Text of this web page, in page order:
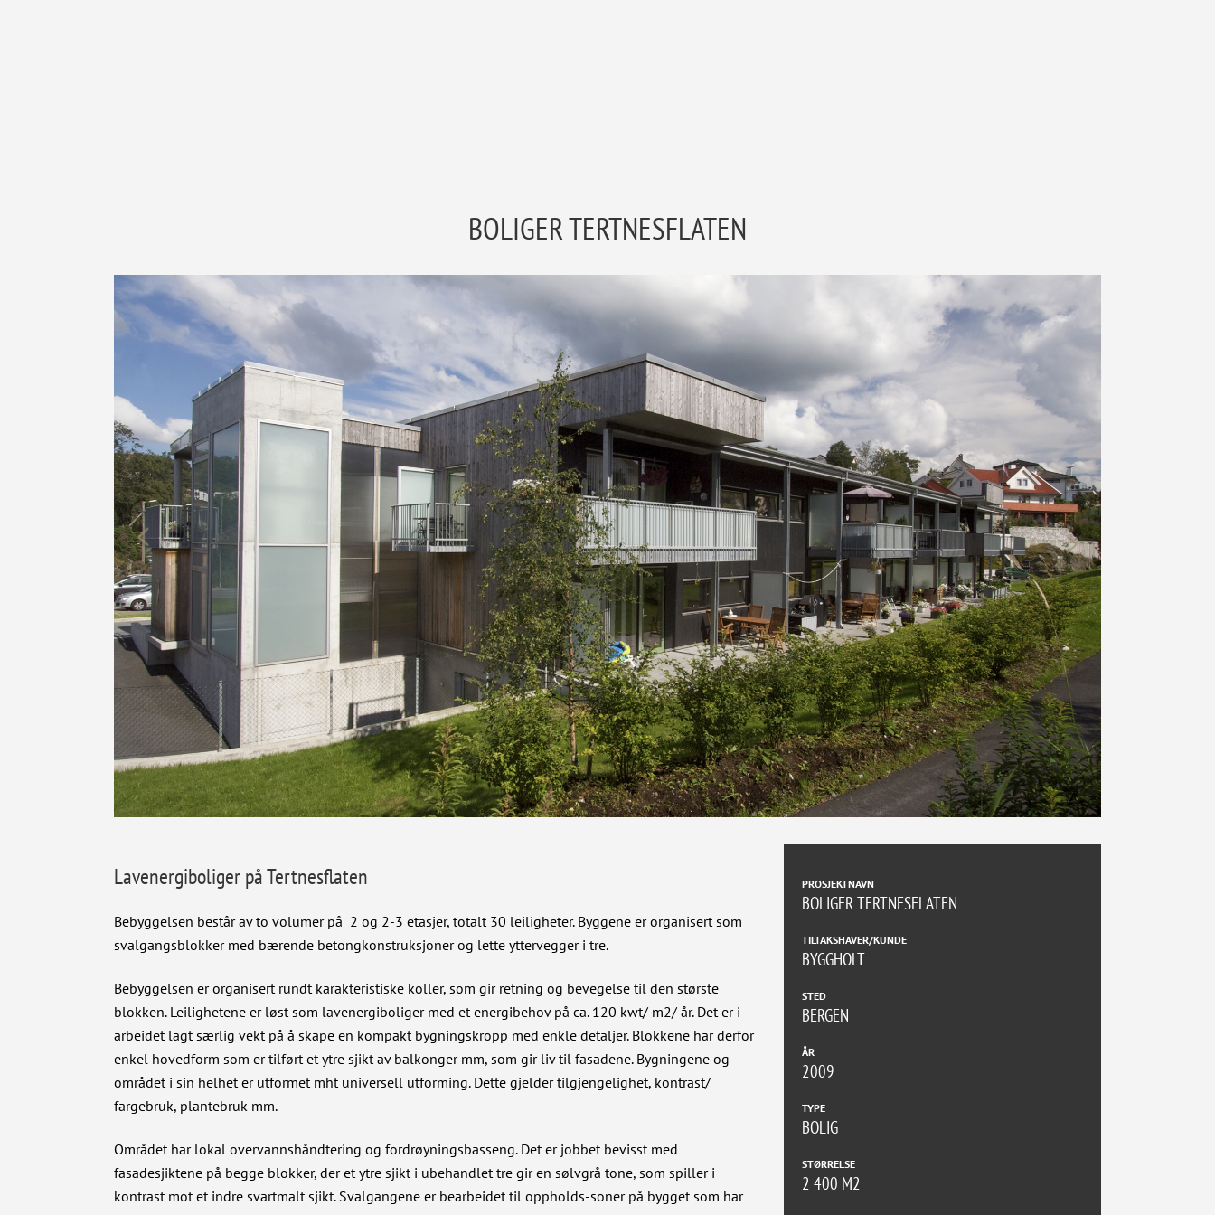
BOLIGER TERTNESFLATEN
Lavenergiboliger på Tertnesflaten
Bebyggelsen består av to volumer på 2 og 2-3 etasjer, totalt 30 leiligheter. Byggene er organisert som
svalgangsblokker med bærende betongkonstruksjoner og lette yttervegger i tre.
Bebyggelsen er organisert rundt karakteristiske koller, som gir retning og bevegelse til den største
blokken. Leilighetene er løst som lavenergiboliger med et energibehov på ca. 120 kwt/ m2/ år. Det er i
arbeidet lagt særlig vekt på å skape en kompakt bygningskropp med enkle detaljer. Blokkene har derfor
enkel hovedform som er tilført et ytre sjikt av balkonger mm, som gir liv til fasadene. Bygningene og
området i sin helhet er utformet mht universell utforming. Dette gjelder tilgjengelighet, kontrast/
fargebruk, plantebruk mm.
Området har lokal overvannshåndtering og fordrøyningsbasseng. Det er jobbet bevisst med
fasadesjiktene på begge blokker, der et ytre sjikt i ubehandlet tre gir en sølvgrå tone, som spiller i
kontrast mot et indre svartmalt sjikt. Svalgangene er bearbeidet til oppholds-soner på bygget som har
PROSJEKTNAVN
BOLIGER TERTNESFLATEN
TILTAKSHAVER/KUNDE
BYGGHOLT
STED
BERGEN
ÅR
2009
TYPE
BOLIG
STØRRELSE
2 400 M2